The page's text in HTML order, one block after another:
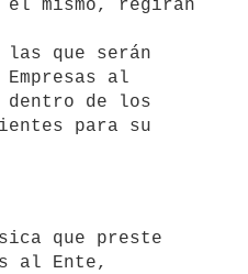
mismo, regirán
las que serán
al
dentro de los
para su
al Ente,